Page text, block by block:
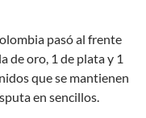
pasó al frente
de oro, 1 de plata y 1
que se mantienen
en sencillos.